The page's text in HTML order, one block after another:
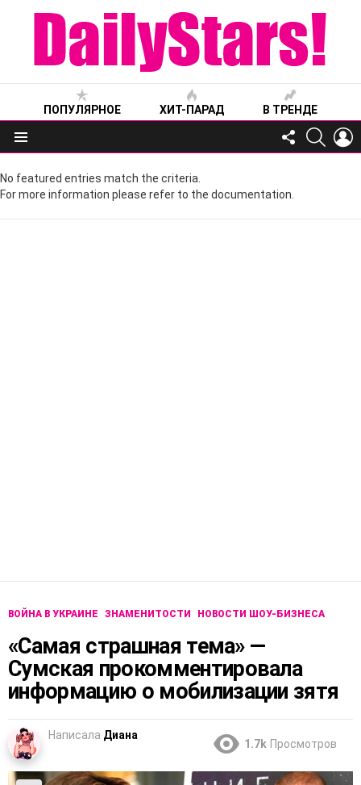
ПОПУЛЯРНОЕ ХИТ-ПАРАД В ТРЕНДЕ
Меню
FOLLOW
US
No featured entries match the criteria.
For more information please refer to the documentation.
ВОЙНА В УКРАИНЕ ЗНАМЕНИТОСТИ НОВОСТИ ШОУ-БИЗНЕСА
«Самая страшная тема» —
Сумская прокомментировала
информацию о мобилизации зятя
Написала Диана
1.7k Просмотров